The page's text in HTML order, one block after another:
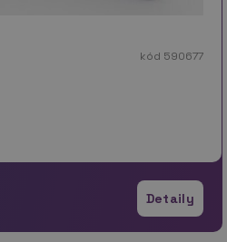
kód 590677
Detaily